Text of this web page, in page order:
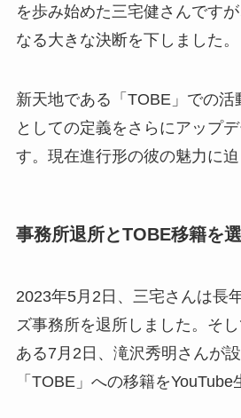
を歩み始めた三宅健さんです
なる大きな決断を下しました。
新天地である「TOBE」での
としての定義をさらにアップ
す。現在進行形の彼の魅力に迫
事務所退所とTOBE移籍を
2023年5月2日、三宅さんは長
ズ事務所を退所しました。そ
ある7月2日、滝沢秀明さんが
「TOBE」への移籍をYouTube